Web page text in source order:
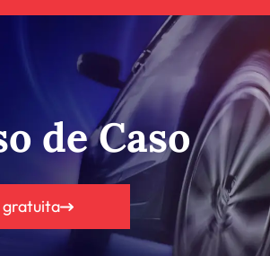
de Caso
gratuita